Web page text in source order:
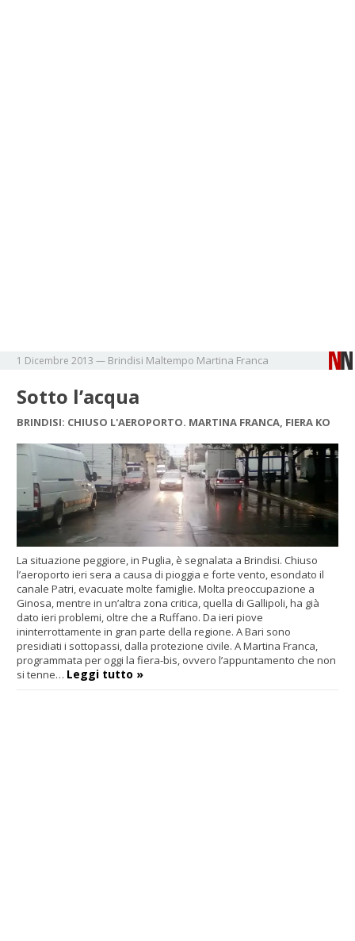
1 Dicembre 2013 — Brindisi Maltempo Martina Franca
Sotto l’acqua
BRINDISI: CHIUSO L'AEROPORTO. MARTINA FRANCA, FIERA KO
La situazione peggiore, in Puglia, è segnalata a Brindisi. Chiuso
l’aeroporto ieri sera a causa di pioggia e forte vento, esondato il
canale Patri, evacuate molte famiglie. Molta preoccupazione a
Ginosa, mentre in un’altra zona critica, quella di Gallipoli, ha già
dato ieri problemi, oltre che a Ruffano. Da ieri piove
ininterrottamente in gran parte della regione. A Bari sono
presidiati i sottopassi, dalla protezione civile. A Martina Franca,
programmata per oggi la fiera-bis, ovvero l’appuntamento che non
si tenne… Leggi tutto »